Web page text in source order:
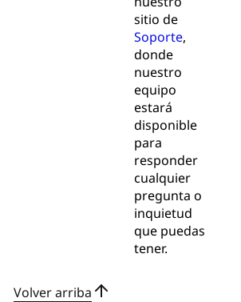
sitio de
Soporte,
donde
nuestro
equipo
estará
disponible
para
responder
cualquier
pregunta o
inquietud
que puedas
tener.
Volver arriba